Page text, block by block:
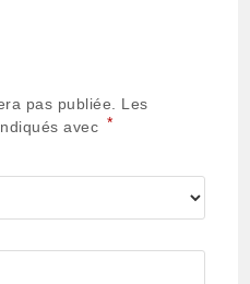
pas publiée. Les
avec *